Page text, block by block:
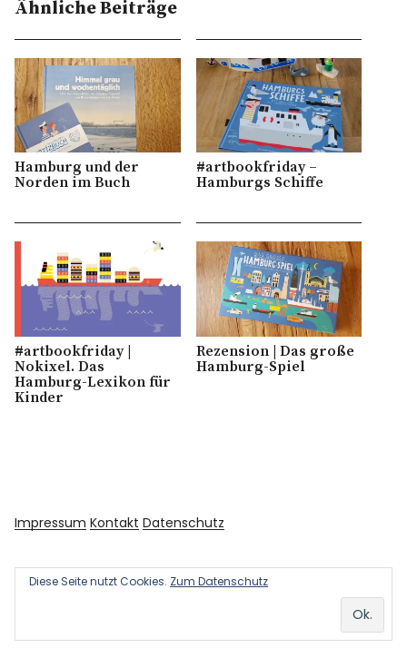
Ähnliche Beiträge
Hamburg und der
Norden im Buch
#artbookfriday –
Hamburgs Schiffe
#artbookfriday |
Nokixel. Das
Hamburg-Lexikon für
Kinder
Rezension | Das große
Hamburg-Spiel
Impressum Kontakt Datenschutz
Diese Seite nutzt Cookies. Zum Datenschutz